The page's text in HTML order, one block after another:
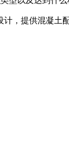
，提供混凝土